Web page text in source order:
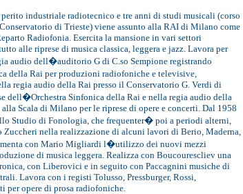
industriale radiotecnico e tre anni di studi musicali (corso
di Trieste) viene assunto alla RAI di Milano come
Radiofonia. Esercita la mansione in vari settori
alle riprese di musica classica, leggera e jazz. Lavora per
audio dell�auditorio G di C.so Sempione registrando
della Rai per produzioni radiofoniche e televisive,
regia audio della Rai presso il Conservatorio G. Verdi di
dell�Orchestra Sinfonica della Rai e nella regia audio della
Scala di Milano per le riprese di opere e concerti. Dal 1958
Studio di Fonologia, che frequenter� poi a periodi alterni,
Zuccheri nella realizzazione di alcuni lavori di Berio, Maderna,
con Mario Migliardi l�utilizzo dei nuovi mezzi
di musica leggera. Realizza con Boucourescliev una
con Liberovici e in seguito con Paccagnini musiche di
Lavora con i registi Tolusso, Pressburger, Rossi,
per opere di prosa radiofoniche.